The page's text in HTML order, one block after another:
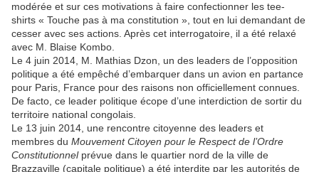
modérée et sur ces motivations à faire confectionner les tee-
shirts « Touche pas à ma constitution », tout en lui demandant de
cesser avec ses actions. Après cet interrogatoire, il a été relaxé
avec M. Blaise Kombo.
Le 4 juin 2014, M. Mathias Dzon, un des leaders de l’opposition
politique a été empêché d’embarquer dans un avion en partance
pour Paris, France pour des raisons non officiellement connues.
De facto, ce leader politique écope d’une interdiction de sortir du
territoire national congolais.
Le 13 juin 2014, une rencontre citoyenne des leaders et
membres du Mouvement Citoyen pour le Respect de l’Ordre
Constitutionnelprévue dans le quartier nord de la ville de
Brazzaville (capitale politique) a été interdite par les autorités de